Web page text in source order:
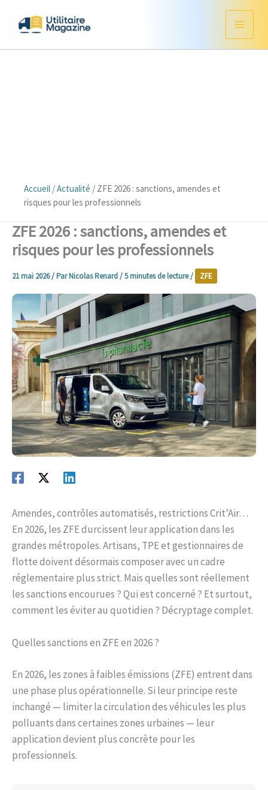
Accueil /Actualité / ZFE 2026 : sanctions, amendes et
risques pour les professionnels
ZFE 2026 : sanctions, amendes et
risques pour les professionnels
21 mai 2026/ ParNicolas Renard/5 minutes de lecture/ ZFE
Amendes, contrôles automatisés, restrictions Crit’Air…
En 2026, les ZFE durcissent leur application dans les
grandes métropoles. Artisans, TPE et gestionnaires de
flotte doivent désormais composer avec un cadre
réglementaire plus strict. Mais quelles sont réellement
les sanctions encourues ? Qui est concerné ? Et surtout,
comment les éviter au quotidien ? Décryptage complet.
Quelles sanctions en ZFE en 2026 ?
En 2026, les zones à faibles émissions (ZFE) entrent dans
une phase plus opérationnelle. Si leur principe reste
inchangé — limiter la circulation des véhicules les plus
polluants dans certaines zones urbaines — leur
application devient plus concrète pour les
professionnels.